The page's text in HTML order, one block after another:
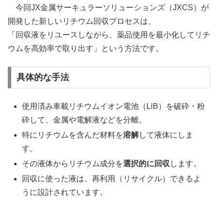
今回JX金属サーキュラーソリューションズ（JXCS）が
開発した新しいリチウム回収プロセスは、
「回収液をリユースしながら、薬品使用を最小化してリチ
ウムを高効率で取り出す」という方法です。
具体的な手法
使用済み車載リチウムイオン電池（LiB）を破砕・粉
砕して、金属や電解液などを分離。
特にリチウムを含んだ材料を溶解して液体にしま
す。
その液体からリチウム成分を選択的に回収 します。
回収に使った液は、再利用（リサイクル）できるよ
うに設計されています。